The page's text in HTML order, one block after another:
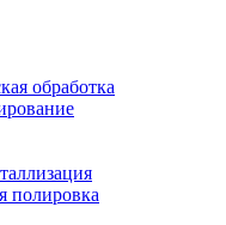
обработка
полировка